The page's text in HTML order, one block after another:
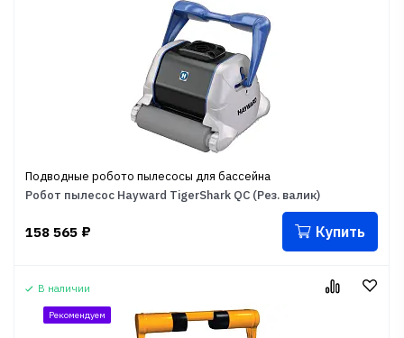
Подводные робото пылесосы для бассейна
Робот пылесос Hayward TigerShark QC (Рез. валик)
158 565 ₽ Купить
В наличии
Рекомендуем